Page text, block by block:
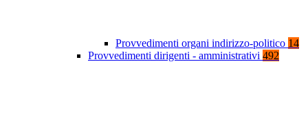
Provvedimenti organi indirizzo-politico 14
Provvedimenti dirigenti - amministrativi 492